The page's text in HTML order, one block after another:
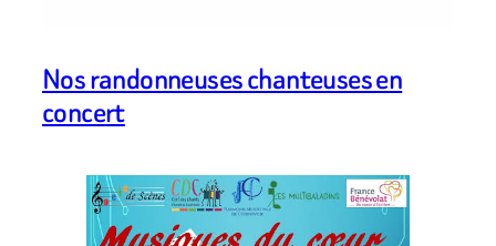
Nos randonneuses chanteuses en
concert